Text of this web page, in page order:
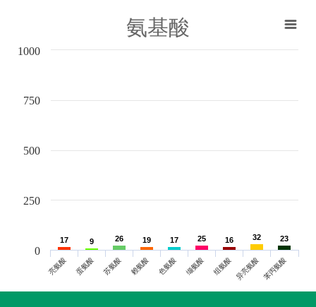
氨基酸
17
17 9
9 26
26 19
19 17
17 25
25 16
16 32
32 23
23
亮氨酸 蛋氨酸 苏氨酸 赖氨酸 色氨酸 缬氨酸 组氨酸 异亮氨酸苯丙氨酸
0
250
500
750
1000